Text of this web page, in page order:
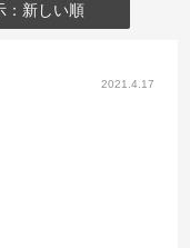
：新しい順
2021.4.17